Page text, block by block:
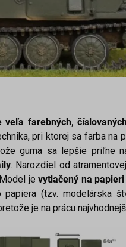
farebných,
pri ktorej sa farba na
guma sa lepšie priľne
. Narozdiel od
je vytlačený na
(tzv. modelárska
je na prácu